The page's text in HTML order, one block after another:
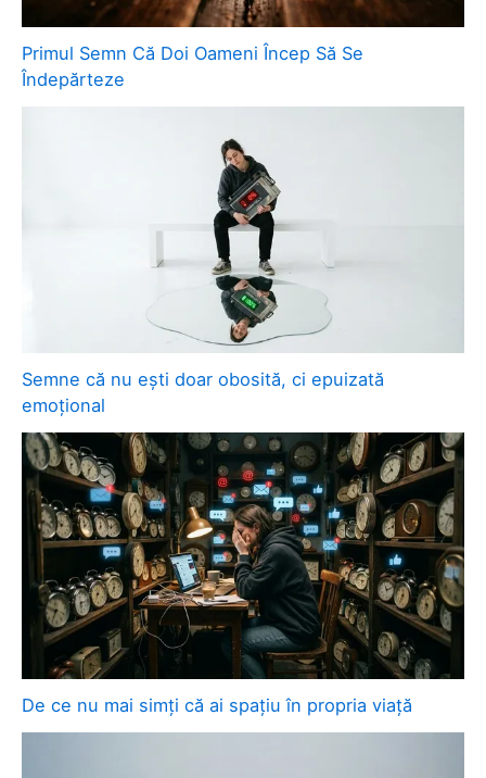
Primul Semn Că Doi Oameni Încep Să Se
Îndepărteze
Semne că nu ești doar obosită, ci epuizată
emoțional
De ce nu mai simți că ai spațiu în propria viață